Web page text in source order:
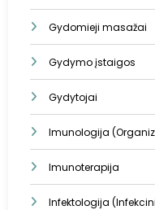
Gydomieji masažai
Gydymo įstaigos
Gydytojai
Imunologija
Imunoterapija
Infektologija